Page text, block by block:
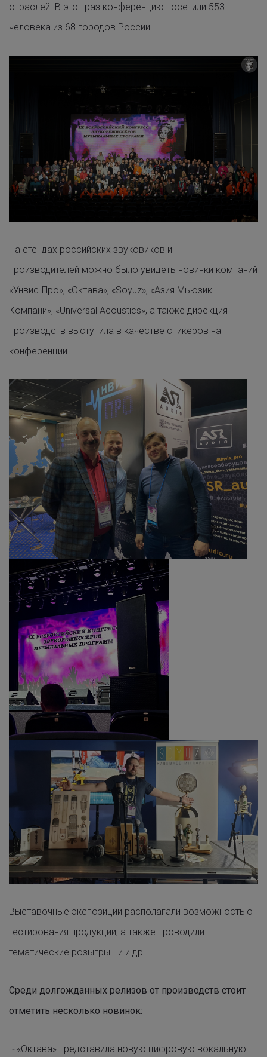
отраслей. В этот раз конференцию посетили 553
человека из 68 городов России.
На стендах российских звуковиков и
производителей можно было увидеть новинки компаний
«Унвис-Про», «Октава», «Soyuz», «Азия Мьюзик
Компани», «Universal Acoustics», а также дирекция
производств выступила в качестве спикеров на
конференции.
Выставочные экспозиции располагали возможностью
тестирования продукции, а также проводили
тематические розыгрыши и др.
Среди долгожданных релизов от производств стоит
отметить несколько новинок:
- «Октава» представила новую цифровую вокальную